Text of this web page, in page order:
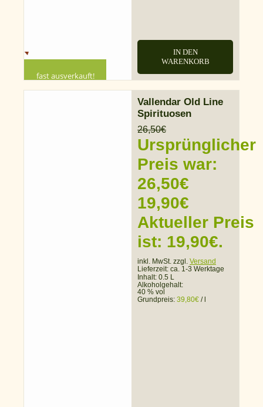
fast ausverkauft!
IN DEN
WARENKORB
Vallendar Old Line
Spirituosen
26,50€
Ursprünglicher
Preis war:
26,50€
19,90€
Aktueller Preis
ist: 19,90€.
inkl. MwSt. zzgl. Versand
Lieferzeit: ca. 1-3 Werktage
Inhalt: 0.5 L
Alkoholgehalt:
40 % vol
Grundpreis: 39,80€ /